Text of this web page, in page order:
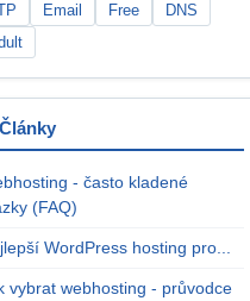
Email Free
DNS
Články
- často kladené
(FAQ)
WordPress hosting pro...
vybrat webhosting - průvodce